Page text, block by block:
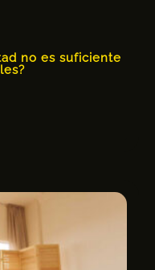
no es suficiente